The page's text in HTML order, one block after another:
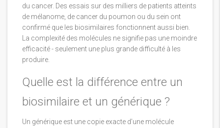
du cancer. Des essais sur des milliers de patients atteints
de mélanome, de cancer du poumon ou du sein ont
confirmé que les biosimilaires fonctionnent aussi bien.
La complexité des molécules ne signifie pas une moindre
efficacité - seulement une plus grande difficulté à les
produire.
Quelle est la différence entre un
biosimilaire et un générique ?
Un générique est une copie exacte d’une molécule